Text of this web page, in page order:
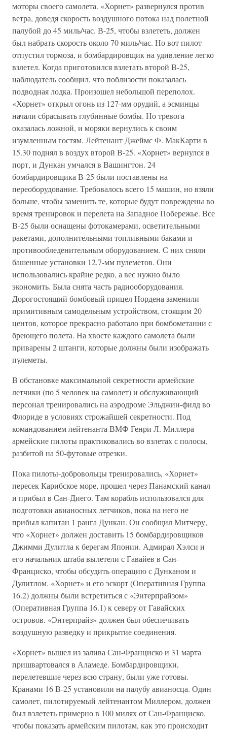
моторы своего самолета. «Хорнет» развернулся против
ветра, доведя скорость воздушного потока над полетной
палубой до 45 миль/час. В-25, чтобы взлететь, должен
был набрать скорость около 70 миль/час. Но вот пилот
отпустил тормоза, и бомбардировщик на удивление легко
взлетел. Когда приготовился взлетать второй В-25,
наблюдатель сообщил, что поблизости показалась
подводная лодка. Произошел небольшой переполох.
«Хорнет» открыл огонь из 127-мм орудий, а эсминцы
начали сбрасывать глубинные бомбы. Но тревога
оказалась ложной, и моряки вернулись к своим
изумленным гостям. Лейтенант Джеймс Ф. МакКарти в
15.30 поднял в воздух второй В-25. «Хорнет» вернулся в
порт, и Дункан умчался в Вашингтон. 24
бомбардировщика В-25 были поставлены на
переоборудование. Требовалось всего 15 машин, но взяли
больше, чтобы заменить те, которые будут повреждены во
время тренировок и перелета на Западное Побережье. Все
В-25 были оснащены фотокамерами, осветительными
ракетами, дополнительными топливными баками и
противообледенительным оборудованием. С них сняли
башенные установки 12,7-мм пулеметов. Они
использовались крайне редко, а вес нужно было
экономить. Была снята часть радиооборудования.
Дорогостоящий бомбовый прицел Нордена заменили
примитивным самодельным устройством, стоящим 20
центов, которое прекрасно работало при бомбометании с
бреющего полета. На хвосте каждого самолета были
приварены 2 штанги, которые должны были изображать
пулеметы.
В обстановке максимальной секретности армейские
летчики (по 5 человек на самолет) и обслуживающий
персонал тренировались на аэродроме Эльджин-филд во
Флориде в условиях строжайшей секретности. Под
командованием лейтенанта ВМФ Генри Л. Миллера
армейские пилоты практиковались во взлетах с полосы,
разбитой на 50-футовые отрезки.
Пока пилоты-добровольцы тренировались, «Хорнет»
пересек Карибское море, прошел через Панамский канал
и прибыл в Сан-Диего. Там корабль использовался для
подготовки авианосных летчиков, пока на него не
прибыл капитан 1 ранга Дункан. Он сообщил Митчеру,
что «Хорнет» должен доставить 15 бомбардировщиков
Джимми Дулитла к берегам Японии. Адмирал Хэлси и
его начальник штаба вылетели с Гавайев в Сан-
Франциско, чтобы обсудить операцию с Дунканом и
Дулитлом. «Хорнет» и его эскорт (Оперативная Группа
16.2) должны были встретиться с «Энтерпрайзом»
(Оперативная Группа 16.1) к северу от Гавайских
островов. «Энтерпрайз» должен был обеспечивать
воздушную разведку и прикрытие соединения.
«Хорнет» вышел из залива Сан-Франциско и 31 марта
пришвартовался в Аламеде. Бомбардировщики,
перелетевшие через всю страну, были уже готовы.
Кранами 16 В-25 установили на палубу авианосца. Один
самолет, пилотируемый лейтенантом Миллером, должен
был взлететь примерно в 100 милях от Сан-Франциско,
чтобы показать армейским пилотам, как это происходит